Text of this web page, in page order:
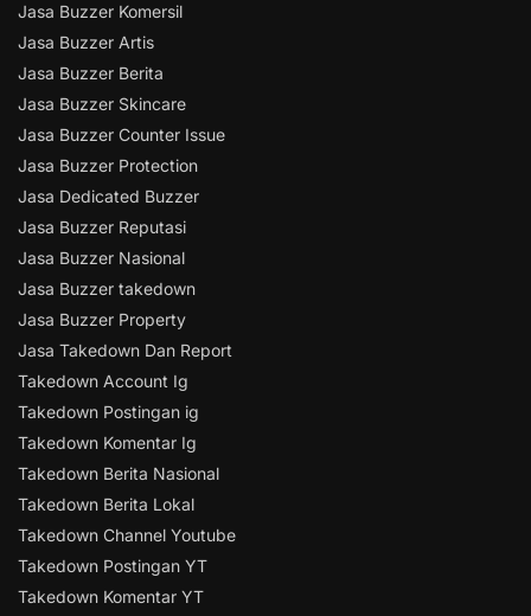
Jasa Buzzer Komersil
Jasa Buzzer Artis
Jasa Buzzer Berita
Jasa Buzzer Skincare
Jasa Buzzer Counter Issue
Jasa Buzzer Protection
Jasa Dedicated Buzzer
Jasa Buzzer Reputasi
Jasa Buzzer Nasional
Jasa Buzzer takedown
Jasa Buzzer Property
Jasa Takedown Dan Report
Takedown Account Ig
Takedown Postingan ig
Takedown Komentar Ig
Takedown Berita Nasional
Takedown Berita Lokal
Takedown Channel Youtube
Takedown Postingan YT
Takedown Komentar YT